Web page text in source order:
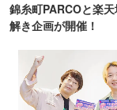
錦糸町PARCOと楽
解き企画が開催！